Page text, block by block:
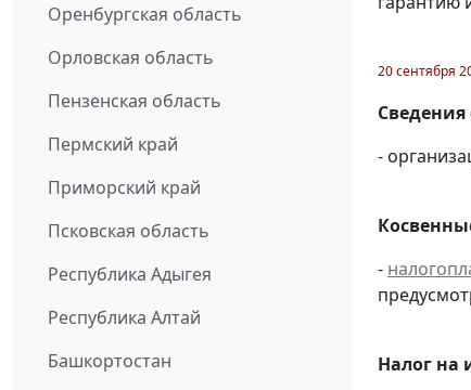
Оренбургская область
Орловская область
Пензенская область
Пермский край
Приморский край
Псковская область
Республика Адыгея
Республика Алтай
Башкортостан
20 сентября
-
-
Налог на